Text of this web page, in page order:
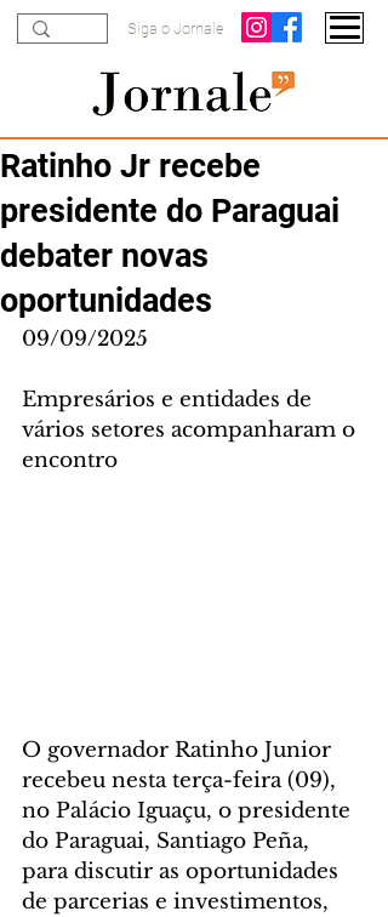
Siga o Jornale
Ratinho Jr recebe
presidente do Paraguai
debater novas
oportunidades
09/09/2025
Empresários e entidades de
vários setores acompanharam o
encontro
O governador Ratinho Junior
recebeu nesta terça-feira (09),
no Palácio Iguaçu, o presidente
do Paraguai, Santiago Peña,
para discutir as oportunidades
de parcerias e investimentos,